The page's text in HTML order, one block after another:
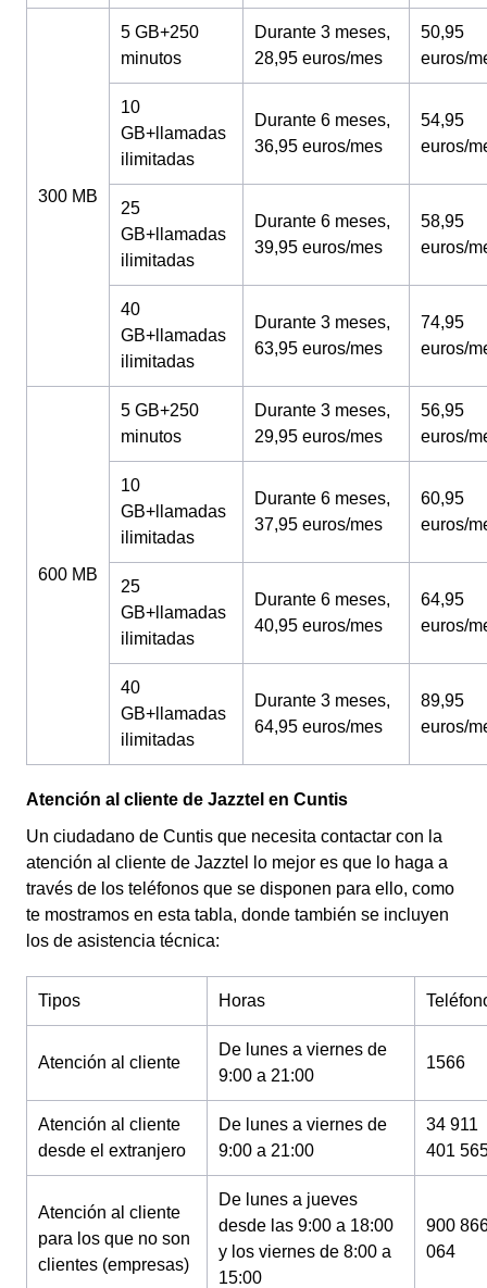
300 MB
5 GB+250
minutos
Durante 3 meses,
28,95 euros/mes
50,95
euros/
10
GB+llamadas
ilimitadas
Durante 6 meses,
36,95 euros/mes
54,95
euros/
25
GB+llamadas
ilimitadas
Durante 6 meses,
39,95 euros/mes
58,95
euros/
40
GB+llamadas
ilimitadas
Durante 3 meses,
63,95 euros/mes
74,95
euros/
600 MB
5 GB+250
minutos
Durante 3 meses,
29,95 euros/mes
56,95
euros/
10
GB+llamadas
ilimitadas
Durante 6 meses,
37,95 euros/mes
60,95
euros/
25
GB+llamadas
ilimitadas
Durante 6 meses,
40,95 euros/mes
64,95
euros/
40
GB+llamadas
ilimitadas
Durante 3 meses,
64,95 euros/mes
89,95
euros/
Atención al cliente de Jazztel en Cuntis
Un ciudadano de Cuntis que necesita contactar con la
atención al cliente de Jazztel lo mejor es que lo haga a
través de los teléfonos que se disponen para ello, como
te mostramos en esta tabla, donde también se incluyen
los de asistencia técnica:
Tipos Horas
Atención al cliente
De lunes a viernes de
9:00 a 21:00
1566
Atención al cliente
desde el extranjero
De lunes a viernes de
9:00 a 21:00
34 911
401
Atención al cliente
para los que no son
clientes (empresas)
De lunes a jueves
desde las 9:00 a 18:00
y los viernes de 8:00 a
15:00
900
064